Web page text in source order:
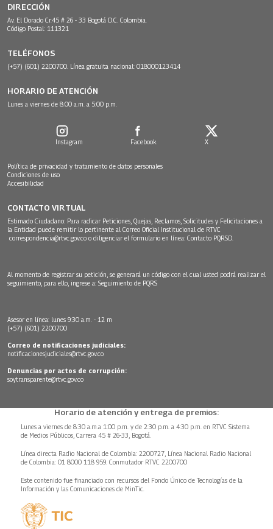
DIRECCIÓN
Av. El Dorado Cr.45 # 26 - 33 Bogotá D.C. Colombia.
Código Postal: 111321
TELÉFONOS
(+57) (601) 2200700. Línea gratuita nacional: 018000123414
HORARIO DE ATENCIÓN
Lunes a viernes de 8:00 a.m. a 5:00 p.m.
Instagram Facebook X
Política de privacidad y tratamiento de datos personales
Condiciones de uso
Accesibilidad
CONTACTO VIRTUAL
Estimado Ciudadano: Para radicar Peticiones, Quejas, Reclamos, Solicitudes y Felicitaciones a
la Entidad puede remitir lo pertinente al Correo Oficial Institucional de RTVC
correspondencia@rtvc.gov.co o diligenciar el formulario en línea: Contacto PQRSD.
Al momento de registrar su petición, se generará un código con el cual usted podrá realizar el
seguimiento, para ello, ingrese a: Seguimiento de PQRS
Asesor en línea: lunes 9:30 a.m. - 12 m
(+57) (601) 2200700
Correo de notificaciones judiciales:
notificacionesjudiciales@rtvc.gov.co
Denuncias por actos de corrupción:
soytransparente@rtvc.gov.co
Horario de atención y entrega de premios:
Lunes a viernes de 8:30 a.m.a 1:00 p.m. y de 2:30 p.m. a 4:30 p.m. en RTVC Sistema
de Medios Públicos, Carrera 45 # 26-33, Bogotá.
Línea directa Radio Nacional de Colombia: 2200727, Línea Nacional Radio Nacional
de Colombia: 01 8000 118 959. Conmutador RTVC 2200700
Este contenido fue financiado con recursos del Fondo Único de Tecnologías de la
Información y las Comunicaciones de MinTic.